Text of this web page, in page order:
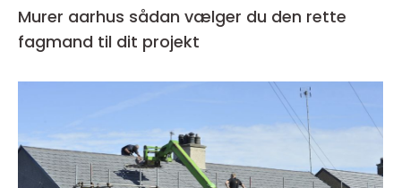
Murer aarhus sådan vælger du den rette
fagmand til dit projekt